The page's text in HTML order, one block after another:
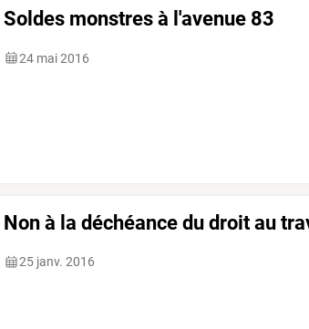
Soldes monstres à l'avenue 83
24 mai 2016
Non à la déchéance du droit au
25 janv. 2016